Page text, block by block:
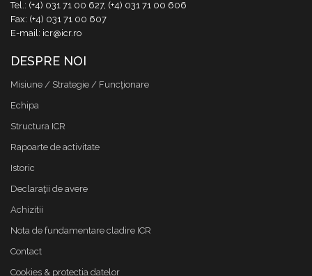
Tel.: (+4) 031 71 00 627, (+4) 031 71 00 606
Fax: (+4) 031 71 00 607
E-mail: icr@icr.ro
DESPRE NOI
Misiune / Strategie / Funcţionare
Echipa
Structura ICR
Rapoarte de activitate
Istoric
Declaraţii de avere
Achizitii
Nota de fundamentare cladire ICR
Contact
Cookies & protectia datelor